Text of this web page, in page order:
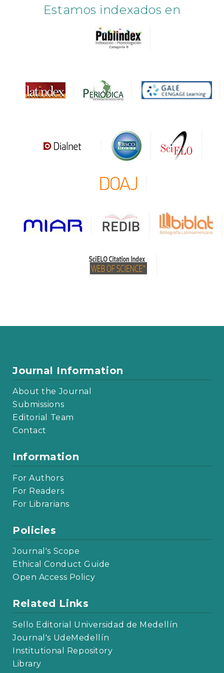
Estamos indexados en
Journal Information
About the Journal
Submissions
Editorial Team
Contact
Information
For Authors
For Readers
For Librarians
Policies
Journal's Scope
Ethical Conduct Guide
Open Access Policy
Related Links
Sello Editorial Universidad de Medellín
Journal's UdeMedellín
Institutional Repository
Library